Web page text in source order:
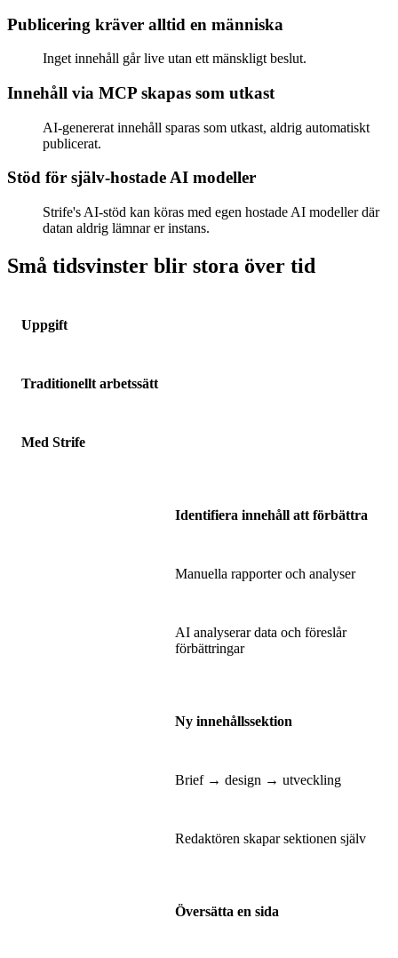
Publicering kräver alltid en människa
Inget innehåll går live utan ett mänskligt beslut.
Innehåll via MCP skapas som utkast
AI-genererat innehåll sparas som utkast, aldrig automatiskt
publicerat.
Stöd för själv-hostade AI modeller
Strife's AI-stöd kan köras med egen hostade AI modeller där
datan aldrig lämnar er instans.
Små tidsvinster blir stora över tid
Uppgift
Traditionellt arbetssätt
Med Strife
Identifiera innehåll att förbättra
Manuella rapporter och analyser
AI analyserar data och föreslår
förbättringar
Ny innehållssektion
Brief → design → utveckling
Redaktören skapar sektionen själv
Översätta en sida